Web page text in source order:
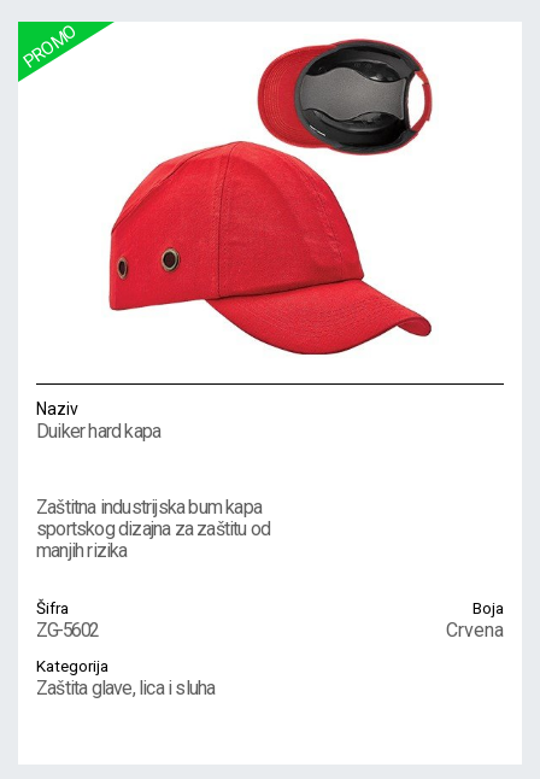
Naziv
Duiker hard kapa
Zaštitna industrijska bum kapa
sportskog dizajna za zaštitu od
manjih rizika
Šifra
ZG-5602
Boja
Crvena
Kategorija
Zaštita glave, lica i sluha